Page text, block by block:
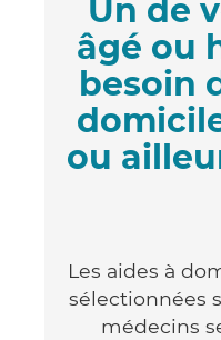
Un de
âgé ou
besoin
ou
Les aides à
sélectionnées
médecins